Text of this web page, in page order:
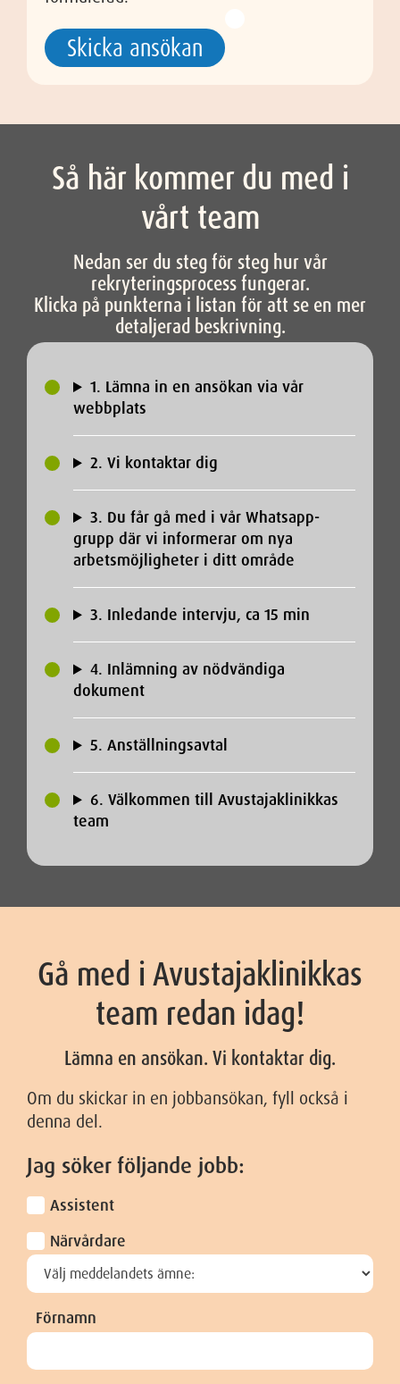
Skicka ansökan
Så här kommer du med i
vårt team
Nedan ser du steg för steg hur vår
rekryteringsprocess fungerar.
Klicka på punkterna i listan för att se en mer
detaljerad beskrivning.
1. Lämna in en ansökan via vår
webbplats
2. Vi kontaktar dig
3. Du får gå med i vår Whatsapp-
grupp där vi informerar om nya
arbetsmöjligheter i ditt område
3. Inledande intervju, ca 15 min
4. Inlämning av nödvändiga
dokument
5. Anställningsavtal
6. Välkommen till Avustajaklinikkas
team
Gå med i Avustajaklinikkas
team redan idag!
Lämna en ansökan. Vi kontaktar dig.
Om du skickar in en jobbansökan, fyll också i
denna del.
Jag söker följande jobb:
Assistent
Närvårdare
Förnamn